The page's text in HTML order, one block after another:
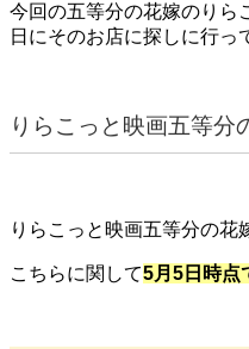
今回の五等分の花嫁のりら
日にそのお店に探しに行っ
りらこっと映画五等分
りらこっと映画五等分の花
こちらに関して5月5日時点